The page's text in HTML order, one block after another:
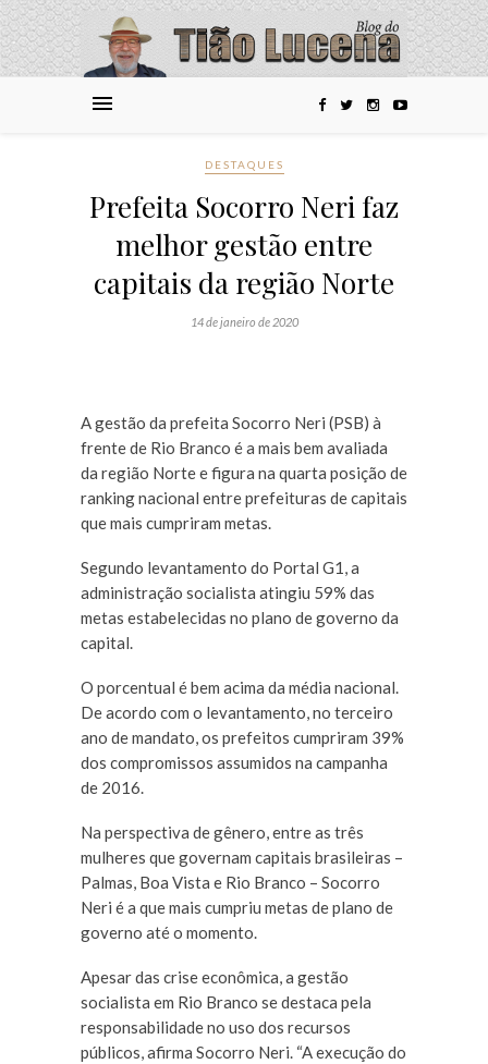
DESTAQUES
Prefeita Socorro Neri faz
melhor gestão entre
capitais da região Norte
14 de janeiro de 2020
A gestão da prefeita Socorro Neri (PSB) à
frente de Rio Branco é a mais bem avaliada
da região Norte e figura na quarta posição de
ranking nacional entre prefeituras de capitais
que mais cumpriram metas.
Segundo levantamento do Portal G1, a
administração socialista atingiu 59% das
metas estabelecidas no plano de governo da
capital.
O porcentual é bem acima da média nacional.
De acordo com o levantamento, no terceiro
ano de mandato, os prefeitos cumpriram 39%
dos compromissos assumidos na campanha
de 2016.
Na perspectiva de gênero, entre as três
mulheres que governam capitais brasileiras –
Palmas, Boa Vista e Rio Branco – Socorro
Neri é a que mais cumpriu metas de plano de
governo até o momento.
Apesar das crise econômica, a gestão
socialista em Rio Branco se destaca pela
responsabilidade no uso dos recursos
públicos, afirma Socorro Neri. “A execução do